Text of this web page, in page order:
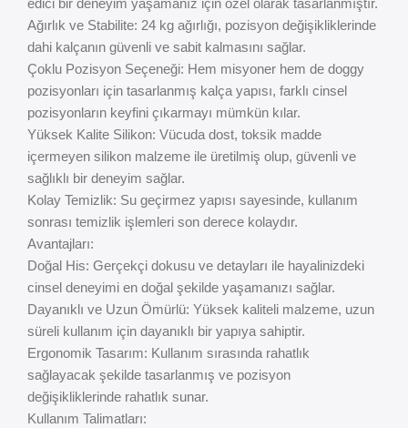
edici bir deneyim yaşamanız için özel olarak tasarlanmıştır.
Ağırlık ve Stabilite: 24 kg ağırlığı, pozisyon değişikliklerinde
dahi kalçanın güvenli ve sabit kalmasını sağlar.
Çoklu Pozisyon Seçeneği: Hem misyoner hem de doggy
pozisyonları için tasarlanmış kalça yapısı, farklı cinsel
pozisyonların keyfini çıkarmayı mümkün kılar.
Yüksek Kalite Silikon: Vücuda dost, toksik madde
içermeyen silikon malzeme ile üretilmiş olup, güvenli ve
sağlıklı bir deneyim sağlar.
Kolay Temizlik: Su geçirmez yapısı sayesinde, kullanım
sonrası temizlik işlemleri son derece kolaydır.
Avantajları:
Doğal His: Gerçekçi dokusu ve detayları ile hayalinizdeki
cinsel deneyimi en doğal şekilde yaşamanızı sağlar.
Dayanıklı ve Uzun Ömürlü: Yüksek kaliteli malzeme, uzun
süreli kullanım için dayanıklı bir yapıya sahiptir.
Ergonomik Tasarım: Kullanım sırasında rahatlık
sağlayacak şekilde tasarlanmış ve pozisyon
değişikliklerinde rahatlık sunar.
Kullanım Talimatları: